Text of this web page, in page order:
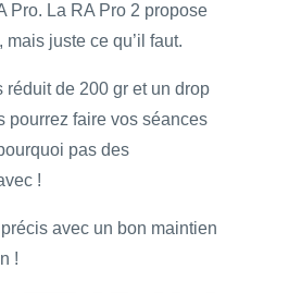
Pro. La RA Pro 2 propose
mais juste ce qu’il faut.
réduit de 200 gr et un drop
pourrez faire vos séances
pas des
!
avec un bon maintien
!